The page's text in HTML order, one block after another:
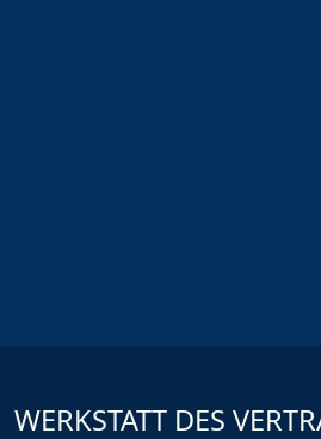
WERKSTATT DES